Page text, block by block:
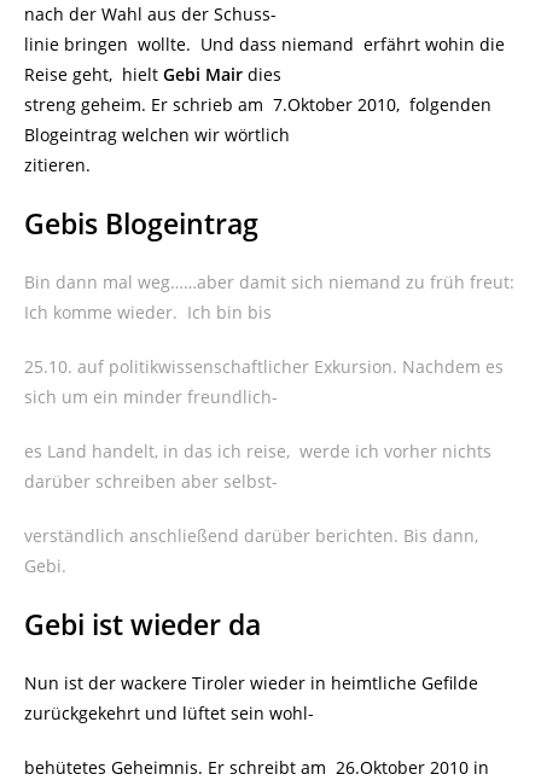
nach der Wahl aus der Schuss-
linie bringen wollte. Und dass niemand erfährt wohin die
Reise geht, hielt Gebi Mair dies
streng geheim. Er schrieb am 7.Oktober 2010, folgenden
Blogeintrag welchen wir wörtlich
zitieren.
Gebis Blogeintrag
Bin dann mal weg……aber damit sich niemand zu früh freut:
Ich komme wieder. Ich bin bis
25.10. auf politikwissenschaftlicher Exkursion. Nachdem es
sich um ein minder freundlich-
es Land handelt, in das ich reise, werde ich vorher nichts
darüber schreiben aber selbst-
verständlich anschließend darüber berichten. Bis dann,
Gebi.
Gebi ist wieder da
Nun ist der wackere Tiroler wieder in heimtliche Gefilde
zurückgekehrt und lüftet sein wohl-
behütetes Geheimnis. Er schreibt am 26.Oktober 2010 in